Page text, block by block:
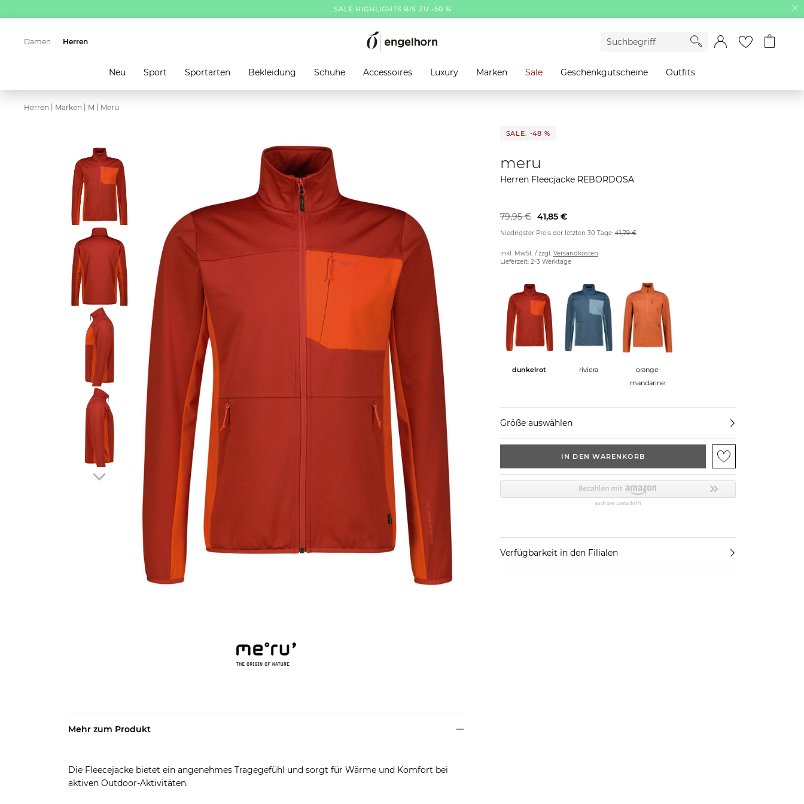
SALE HIGHLIGHTS BIS ZU -50 %
Damen Herren
Neu Sport Sportarten Bekleidung Schuhe Accessoires Luxury Marken Sale Geschenkgutscheine Outfits
Herren Marken M Meru
SALE: -48 %
meru
Herren Fleecjacke REBORDOSA
41,85 €
79,95 €
Niedrigster Preis der letzten 30 Tage:41,79 €
inkl. MwSt. / zzgl. Versandkosten
Lieferzeit: 2-3 Werktage
dunkelrot riviera
orange
mandarine
Größe auswählen
IN DEN WARENKORB
Verfügbarkeit in den Filialen
Mehr zum Produkt
Die Fleecejacke bietet ein angenehmes Tragegefühl und sorgt für Wärme und Komfort bei
aktiven Outdoor-Aktivitäten.